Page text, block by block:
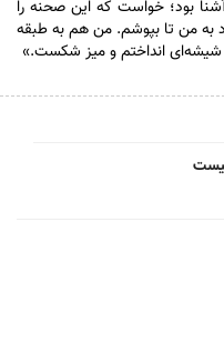
بود؛ خواست که این صحنه را
به من تا بپوشم. من هم به طبقه